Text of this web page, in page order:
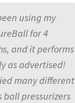
using my
for 4
and it performs
as advertised!
many different
ball pressurizers